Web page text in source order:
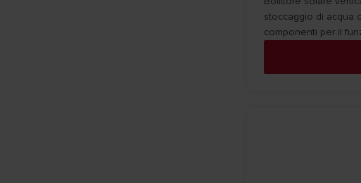
stoccaggio di acqua
componenti per il